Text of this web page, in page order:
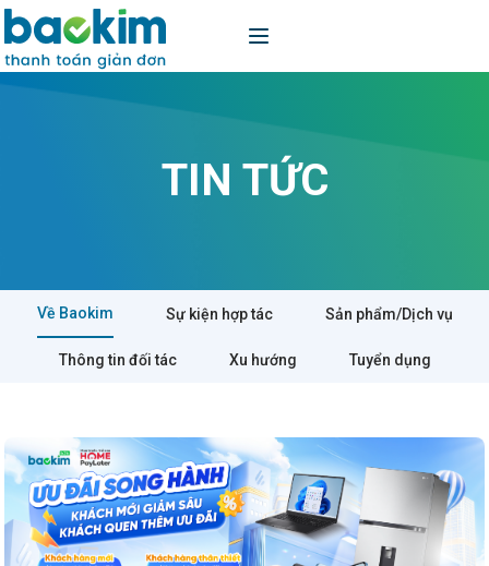
TIN TỨC
Về Baokim Sự kiện hợp tác Sản phẩm/Dịch vụ
Thông tin đối tác Xu hướng Tuyển dụng